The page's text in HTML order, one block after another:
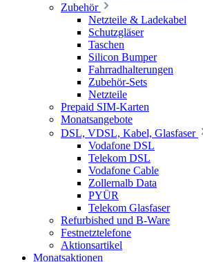
Zubehör
Netzteile & Ladekabel
Schutzgläser
Taschen
Silicon Bumper
Fahrradhalterungen
Zubehör-Sets
Netzteile
Prepaid SIM-Karten
Monatsangebote
DSL, VDSL, Kabel, Glasfaser
Vodafone DSL
Telekom DSL
Vodafone Cable
Zollernalb Data
PYÜR
Telekom Glasfaser
Refurbished und B-Ware
Festnetztelefone
Aktionsartikel
Monatsaktionen